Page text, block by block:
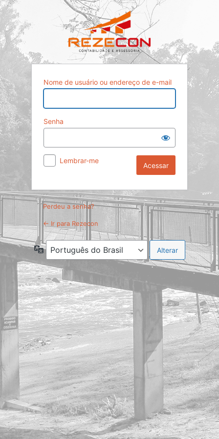
Acessar
Nome de usuário ou endereço de e-mail
Senha
Lembrar-me
Perdeu a senha?
← Ir para Rezecon
Idioma